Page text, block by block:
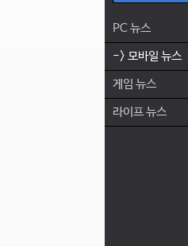
PC 뉴스
-> 모바일 뉴스
게임 뉴스
라이프 뉴스